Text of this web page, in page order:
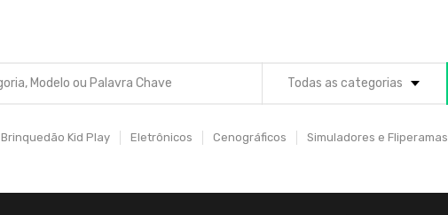
Todas as categorias
Brinquedão Kid Play Eletrônicos Cenográficos Simuladores e Fliperamas